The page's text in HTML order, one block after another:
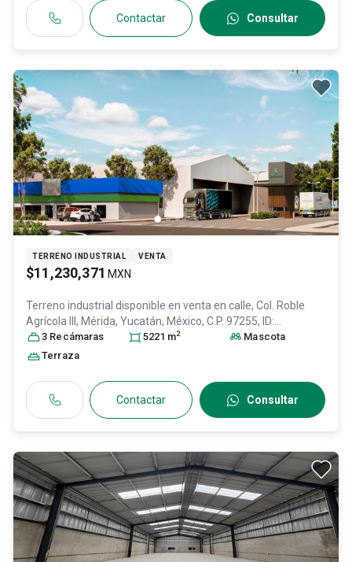
Contactar Consultar
TERRENO INDUSTRIAL VENTA
$11,230,371 MXN
Terreno industrial disponible en venta en calle, Col. Roble
Agrícola III, Mérida, Yucatán, México, C.P. 97255, ID:
31646258
3 Recámaras 5221 m2
Mascota
Terraza
Contactar Consultar